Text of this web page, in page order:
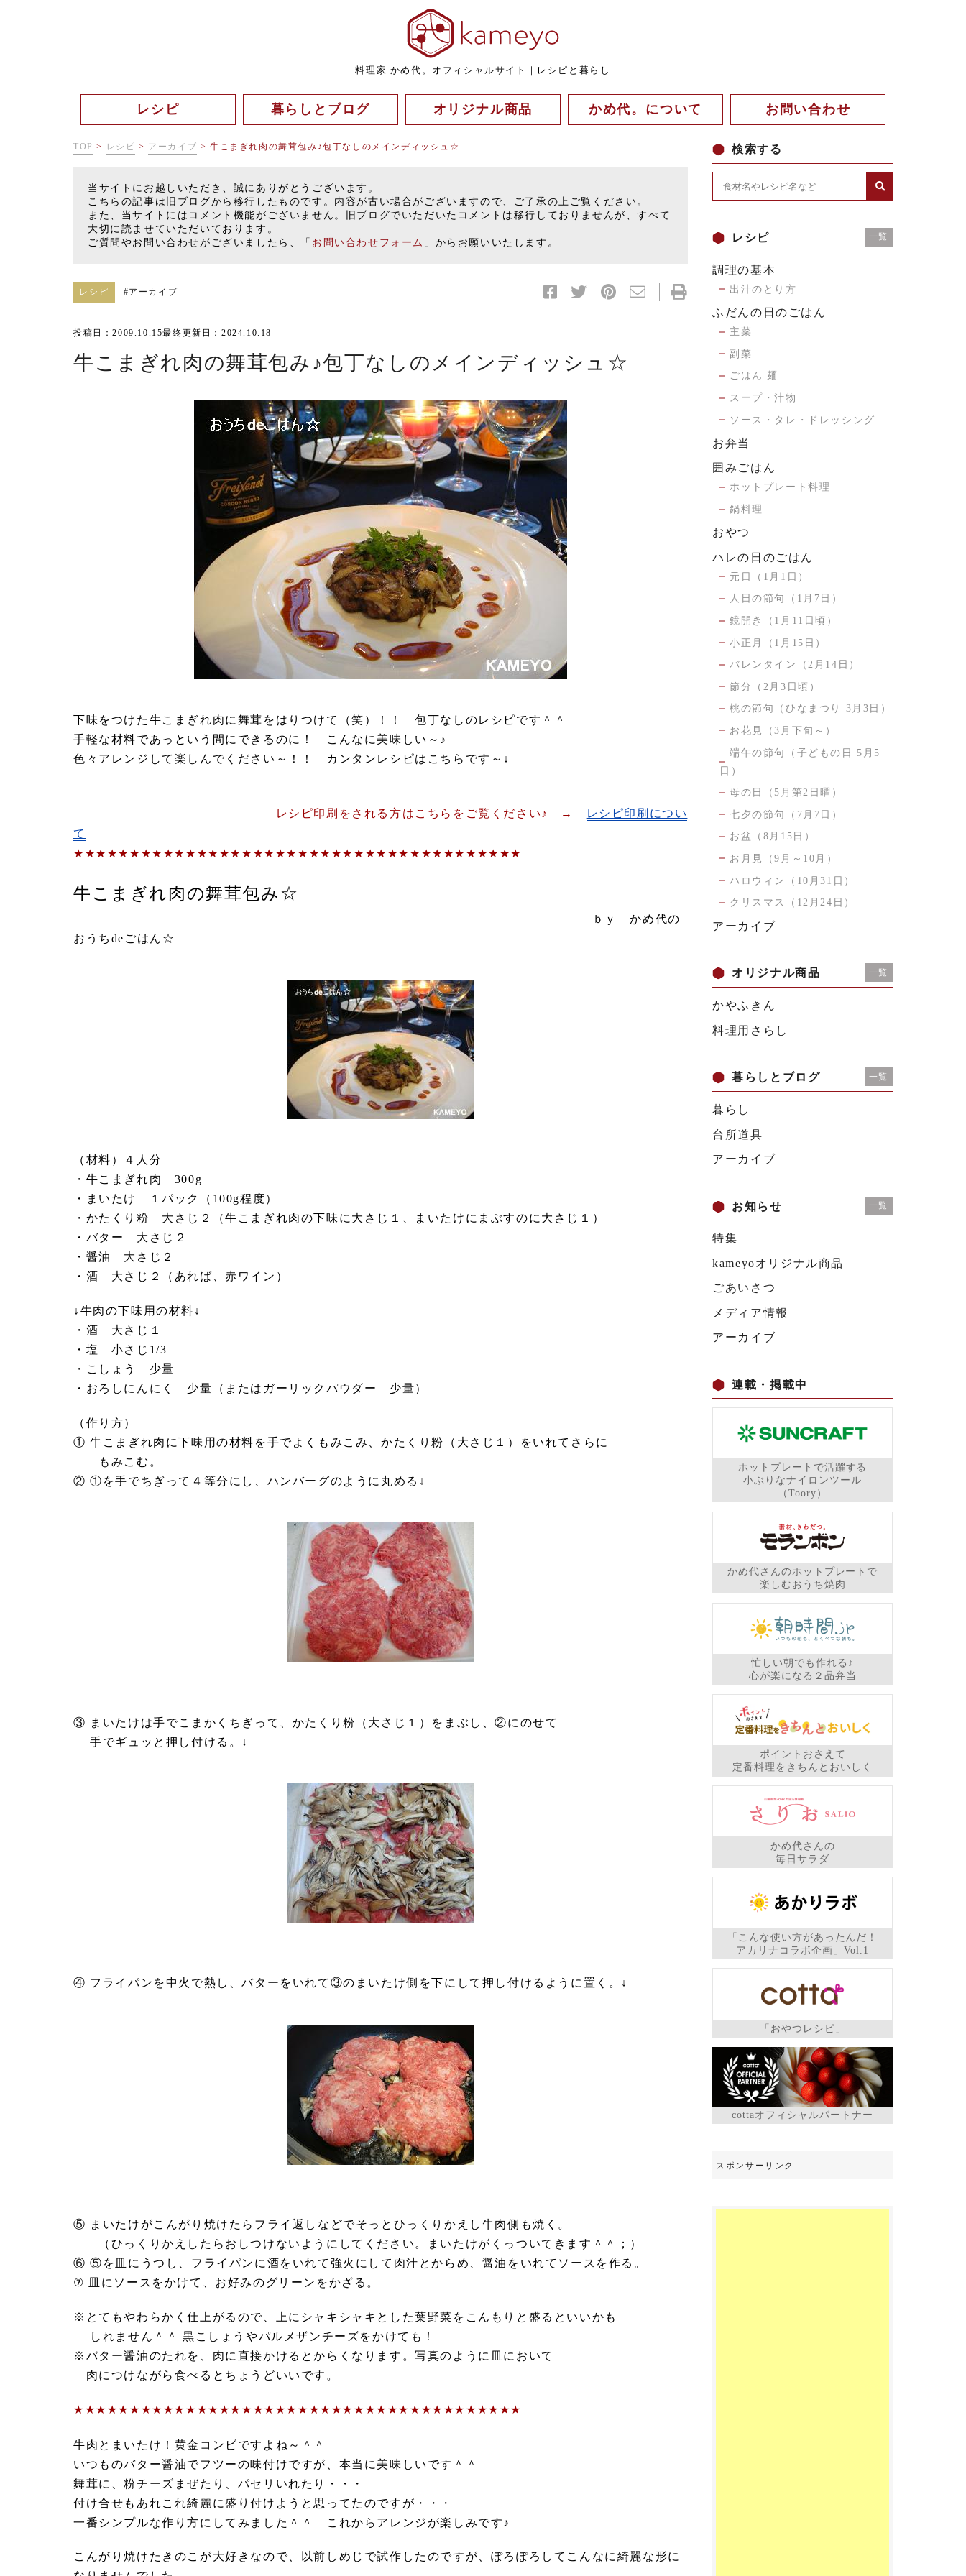
料理家 かめ代。オフィシャルサイト｜レシピと暮らし
レシピ 暮らしとブログ オリジナル商品 かめ代。について お問い合わせ
TOP > レシピ > アーカイブ >牛こまぎれ肉の舞茸包み♪包丁なしのメインディッシュ☆
当サイトにお越しいただき、誠にありがとうございます。
こちらの記事は旧ブログから移行したものです。内容が古い場合がございますので、ご了承の上ご覧ください。
また、当サイトにはコメント機能がございません。旧ブログでいただいたコメントは移行しておりませんが、すべて
大切に読ませていただいております。
ご質問やお問い合わせがございましたら、「 お問い合わせフォーム 」からお願いいたします。
レシピ #アーカイブ
投稿日：2009.10.15最終更新日：2024.10.18
牛こまぎれ肉の舞茸包み♪包丁なしのメインディッシュ☆
下味をつけた牛こまぎれ肉に舞茸をはりつけて（笑）！！ 包丁なしのレシピです＾＾
手軽な材料であっという間にできるのに！ こんなに美味しい～♪
色々アレンジして楽しんでください～！！ カンタンレシピはこちらです～↓
レシピ印刷をされる方はこちらをご覧ください♪ →
レシピ印刷につい
て
★★★★★★★★★★★★★★★★★★★★★★★★★★★★★★★★★★★★★★★★
牛こまぎれ肉の舞茸包み☆
ｂｙ かめ代の
おうちdeごはん☆
（材料）４人分
・牛こまぎれ肉 300g
・まいたけ １パック（100g程度）
・かたくり粉 大さじ２（牛こまぎれ肉の下味に大さじ１、まいたけにまぶすのに大さじ１）
・バター 大さじ２
・醤油 大さじ２
・酒 大さじ２（あれば、赤ワイン）
↓牛肉の下味用の材料↓
・酒 大さじ１
・塩 小さじ1/3
・こしょう 少量
・おろしにんにく 少量（またはガーリックパウダー 少量）
（作り方）
① 牛こまぎれ肉に下味用の材料を手でよくもみこみ、かたくり粉（大さじ１）をいれてさらに
もみこむ。
② ①を手でちぎって４等分にし、ハンバーグのように丸める↓
③ まいたけは手でこまかくちぎって、かたくり粉（大さじ１）をまぶし、②にのせて
手でギュッと押し付ける。↓
④ フライパンを中火で熱し、バターをいれて③のまいたけ側を下にして押し付けるように置く。↓
⑤ まいたけがこんがり焼けたらフライ返しなどでそっとひっくりかえし牛肉側も焼く。
（ひっくりかえしたらおしつけないようにしてください。まいたけがくっついてきます＾＾；）
⑥ ⑤を皿にうつし、フライパンに酒をいれて強火にして肉汁とからめ、醤油をいれてソースを作る。
⑦ 皿にソースをかけて、お好みのグリーンをかざる。
※とてもやわらかく仕上がるので、上にシャキシャキとした葉野菜をこんもりと盛るといいかも
しれません＾＾ 黒こしょうやパルメザンチーズをかけても！
※バター醤油のたれを、肉に直接かけるとからくなります。写真のように皿において
肉につけながら食べるとちょうどいいです。
★★★★★★★★★★★★★★★★★★★★★★★★★★★★★★★★★★★★★★★★
牛肉とまいたけ！黄金コンビですよね～＾＾
いつものバター醤油でフツーの味付けですが、本当に美味しいです＾＾
舞茸に、粉チーズまぜたり、パセリいれたり・・・
付け合せもあれこれ綺麗に盛り付けようと思ってたのですが・・・
一番シンプルな作り方にしてみました＾＾ これからアレンジが楽しみです♪
こんがり焼けたきのこが大好きなので、以前しめじで試作したのですが、ぽろぽろしてこんなに綺麗な形に
検索する
レシピ 一覧
調理の基本
出汁のとり方
ふだんの日のごはん
主菜
副菜
ごはん 麺
スープ・汁物
ソース・タレ・ドレッシング
お弁当
囲みごはん
ホットプレート料理
鍋料理
おやつ
ハレの日のごはん
元日（1月1日）
人日の節句（1月7日）
鏡開き（1月11日頃）
小正月（1月15日）
バレンタイン（2月14日）
節分（2月3日頃）
桃の節句（ひなまつり 3月3日）
お花見（3月下旬～）
端午の節句（子どもの日 5月5
日）
母の日（5月第2日曜）
七夕の節句（7月7日）
お盆（8月15日）
お月見（9月～10月）
ハロウィン（10月31日）
クリスマス（12月24日）
アーカイブ
オリジナル商品 一覧
かやふきん
料理用さらし
暮らしとブログ 一覧
暮らし
台所道具
アーカイブ
お知らせ 一覧
特集
kameyoオリジナル商品
ごあいさつ
メディア情報
アーカイブ
連載・掲載中
ホットプレートで活躍する
小ぶりなナイロンツール
（Toory）
かめ代さんのホットプレートで
楽しむおうち焼肉
忙しい朝でも作れる♪
心が楽になる２品弁当
ポイントおさえて
定番料理をきちんとおいしく
かめ代さんの
毎日サラダ
「こんな使い方があったんだ！
アカリナコラボ企画」Vol.1
「おやつレシピ」
cottaオフィシャルパートナー